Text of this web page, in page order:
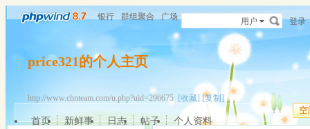
银行 群组聚合 广场 用户 登录
price321的个人主页
http://www.chnteam.com/u.php?uid=296675 [收藏] [复制]
空
首页 新鲜事 日志 帖子 个人资料